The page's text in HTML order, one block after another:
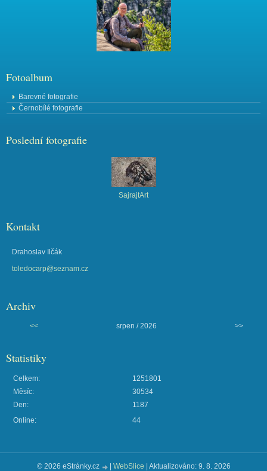
Fotoalbum
Barevné fotografie
Černobílé fotografie
Poslední fotografie
SajrajtArt
Kontakt
Drahoslav Ilčák
toledocarp@seznam.cz
Archiv
<< srpen / 2026 >>
Statistiky
Online: 44
Celkem:
1251801
Měsíc:
30534
Den:
1187
© 2026 eStránky.cz WebSlice Aktualizováno: 9. 8. 2026